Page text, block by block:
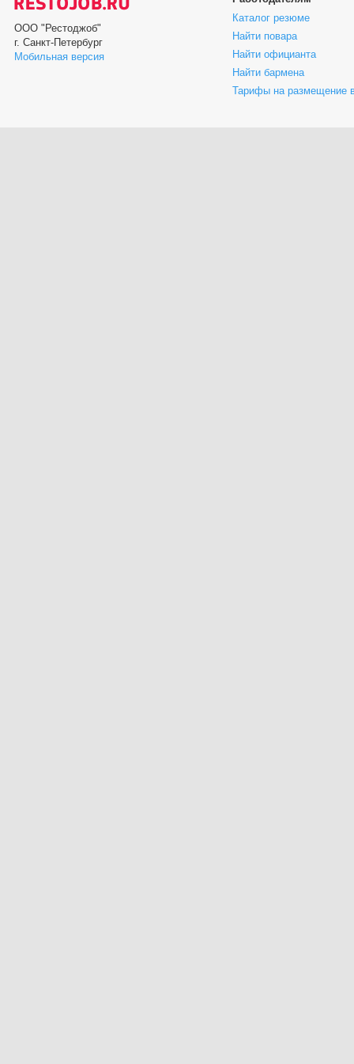
ООО "Рестоджоб"
г. Санкт-Петербург
Мобильная версия
Каталог резюме
Найти повара
Найти официанта
Найти бармена
Тарифы на размещение